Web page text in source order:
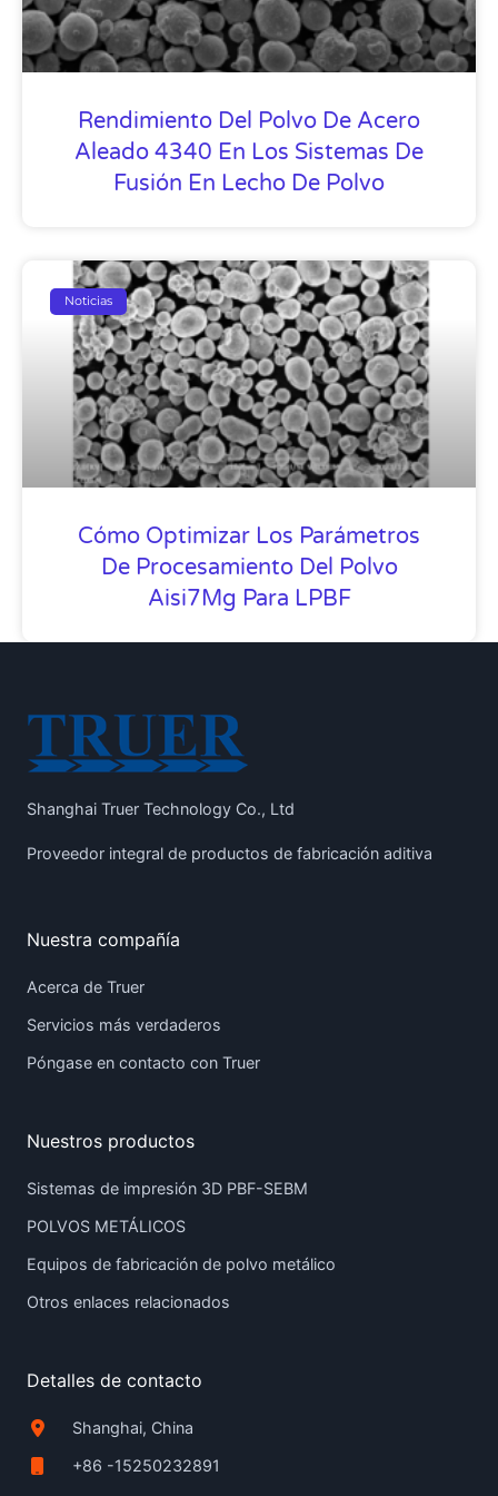
Rendimiento Del Polvo De Acero
Aleado 4340 En Los Sistemas De
Fusión En Lecho De Polvo
Noticias
Cómo Optimizar Los Parámetros
De Procesamiento Del Polvo
Aisi7Mg Para LPBF
Shanghai Truer Technology Co., Ltd
Proveedor integral de productos de fabricación aditiva
Nuestra compañía
Acerca de Truer
Servicios más verdaderos
Póngase en contacto con Truer
Nuestros productos
Sistemas de impresión 3D PBF-SEBM
POLVOS METÁLICOS
Equipos de fabricación de polvo metálico
Otros enlaces relacionados
Detalles de contacto
Shanghai, China
+86 -15250232891